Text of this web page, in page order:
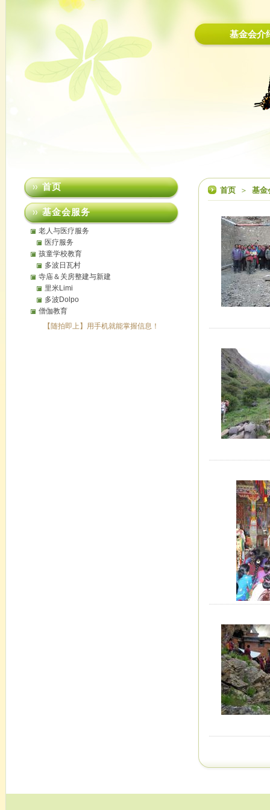
基金会介
首页 ＞ 基金
首页
基金会服务
老人与医疗服务
医疗服务
孩童学校教育
多波日瓦村
寺庙＆关房整建与新建
里米Limi
多波Dolpo
僧伽教育
【随拍即上】用手机就能掌握信息！